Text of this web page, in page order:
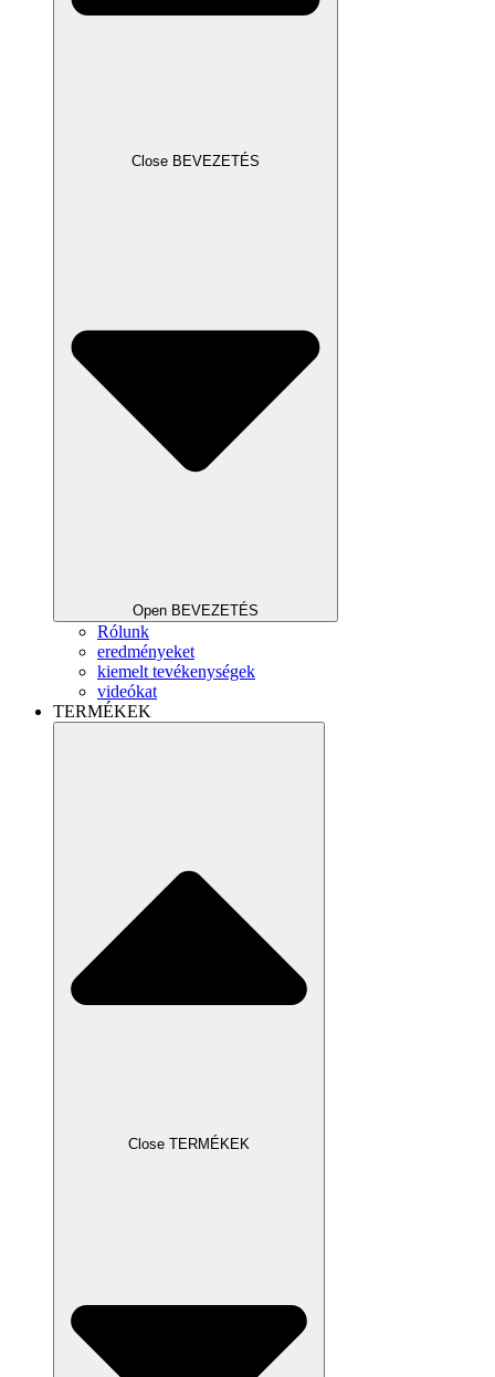
Close BEVEZETÉS
Open BEVEZETÉS
Rólunk
eredményeket
kiemelt tevékenységek
videókat
TERMÉKEK
Close TERMÉKEK